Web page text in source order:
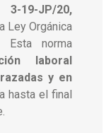
3-19-JP/20,
Ley Orgánica
Esta norma
laboral
y en
hasta el final